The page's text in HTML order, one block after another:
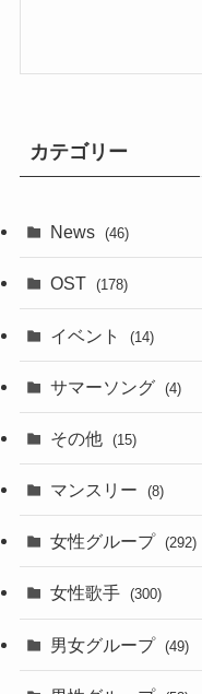
カテゴリー
News (46)
OST (178)
イベント (14)
サマーソング (4)
その他 (15)
マンスリー (8)
女性グループ (292)
女性歌手 (300)
男女グループ (49)